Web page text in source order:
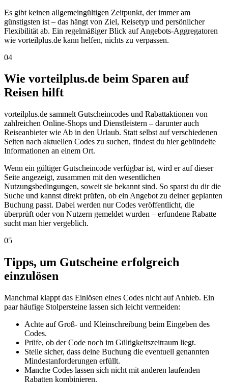
Es gibt keinen allgemeingültigen Zeitpunkt, der immer am
günstigsten ist – das hängt von Ziel, Reisetyp und persönlicher
Flexibilität ab. Ein regelmäßiger Blick auf Angebots-Aggregatoren
wie vorteilplus.de kann helfen, nichts zu verpassen.
04
Wie vorteilplus.de beim Sparen auf
Reisen hilft
vorteilplus.de sammelt Gutscheincodes und Rabattaktionen von
zahlreichen Online-Shops und Dienstleistern – darunter auch
Reiseanbieter wie Ab in den Urlaub. Statt selbst auf verschiedenen
Seiten nach aktuellen Codes zu suchen, findest du hier gebündelte
Informationen an einem Ort.
Wenn ein gültiger Gutscheincode verfügbar ist, wird er auf dieser
Seite angezeigt, zusammen mit den wesentlichen
Nutzungsbedingungen, soweit sie bekannt sind. So sparst du dir die
Suche und kannst direkt prüfen, ob ein Angebot zu deiner geplanten
Buchung passt. Dabei werden nur Codes veröffentlicht, die
überprüft oder von Nutzern gemeldet wurden – erfundene Rabatte
sucht man hier vergeblich.
05
Tipps, um Gutscheine erfolgreich
einzulösen
Manchmal klappt das Einlösen eines Codes nicht auf Anhieb. Ein
paar häufige Stolpersteine lassen sich leicht vermeiden:
Achte auf Groß- und Kleinschreibung beim Eingeben des
Codes.
Prüfe, ob der Code noch im Gültigkeitszeitraum liegt.
Stelle sicher, dass deine Buchung die eventuell genannten
Mindestanforderungen erfüllt.
Manche Codes lassen sich nicht mit anderen laufenden
Rabatten kombinieren.